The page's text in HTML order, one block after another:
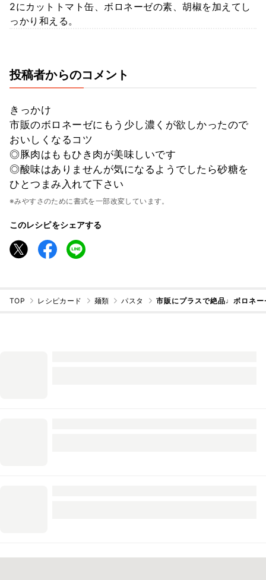
2にカットトマト缶、ボロネーゼの素、胡椒を加えてし
っかり和える。
投稿者からのコメント
きっかけ
市販のボロネーゼにもう少し濃くが欲しかったので
おいしくなるコツ
◎豚肉はももひき肉が美味しいです
◎酸味はありませんが気になるようでしたら砂糖を
ひとつまみ入れて下さい
※みやすさのために書式を一部改変しています。
このレシピをシェアする
TOP レシピカード 麺類 パスタ 市販にプラスで絶品♩ボロネー